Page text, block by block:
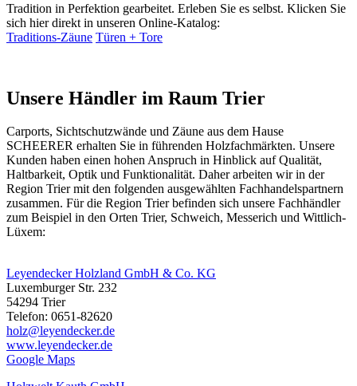
Tradition in Perfektion gearbeitet. Erleben Sie es selbst. Klicken Sie
sich hier direkt in unseren Online-Katalog:
Traditions-Zäune Türen + Tore
Unsere Händler im Raum Trier
Carports, Sichtschutzwände und Zäune aus dem Hause
SCHEERER erhalten Sie in führenden Holzfachmärkten. Unsere
Kunden haben einen hohen Anspruch in Hinblick auf Qualität,
Haltbarkeit, Optik und Funktionalität. Daher arbeiten wir in der
Region Trier mit den folgenden ausgewählten Fachhandelspartnern
zusammen. Für die Region Trier befinden sich unsere Fachhändler
zum Beispiel in den Orten Trier, Schweich, Messerich und Wittlich-
Lüxem:
Leyendecker Holzland GmbH & Co. KG
Luxemburger Str. 232
54294 Trier
Telefon: 0651-82620
holz@leyendecker.de
www.leyendecker.de
Google Maps